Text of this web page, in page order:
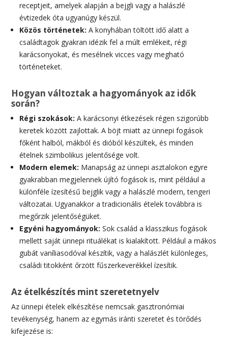
receptjeit, amelyek alapján a bejgli vagy a halászlé
évtizedek óta ugyanúgy készül.
Közös történetek: A konyhában töltött idő alatt a
családtagok gyakran idézik fel a múlt emlékeit, régi
karácsonyokat, és mesélnek vicces vagy megható
történeteket.
Hogyan változtak a hagyományok az idők
során?
Régi szokások: A karácsonyi étkezések régen szigorúbb
keretek között zajlottak. A böjt miatt az ünnepi fogások
főként halból, mákból és dióból készültek, és minden
ételnek szimbolikus jelentősége volt.
Modern elemek: Manapság az ünnepi asztalokon egyre
gyakrabban megjelennek újító fogások is, mint például a
különféle ízesítésű bejglik vagy a halászlé modern, tengeri
változatai. Ugyanakkor a tradicionális ételek továbbra is
megőrzik jelentőségüket.
Egyéni hagyományok: Sok család a klasszikus fogások
mellett saját ünnepi rituálékat is kialakított. Például a mákos
gubát vaníliasodóval készítik, vagy a halászlét különleges,
családi titokként őrzött fűszerkeverékkel ízesítik.
Az ételkészítés mint szeretetnyelv
Az ünnepi ételek elkészítése nemcsak gasztronómiai
tevékenység, hanem az egymás iránti szeretet és törődés
kifejezése is: